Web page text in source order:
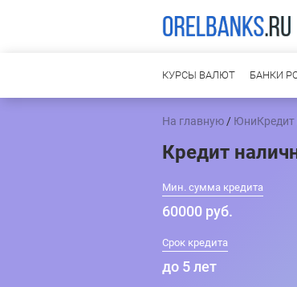
КУРСЫ ВАЛЮТ БАНКИ
На главную / ЮниКредит
Кредит
Мин. сумма кредита
60000 руб.
Срок кредита
до 5 лет